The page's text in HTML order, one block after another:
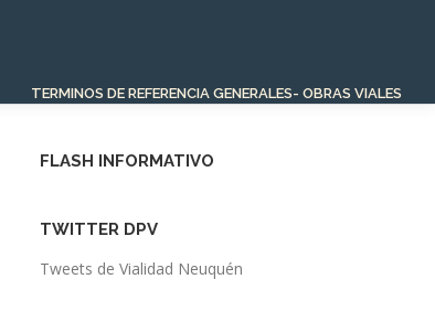
TERMINOS DE REFERENCIA GENERALES- OBRAS VIALES
FLASH INFORMATIVO
TWITTER DPV
Tweets de Vialidad Neuquén